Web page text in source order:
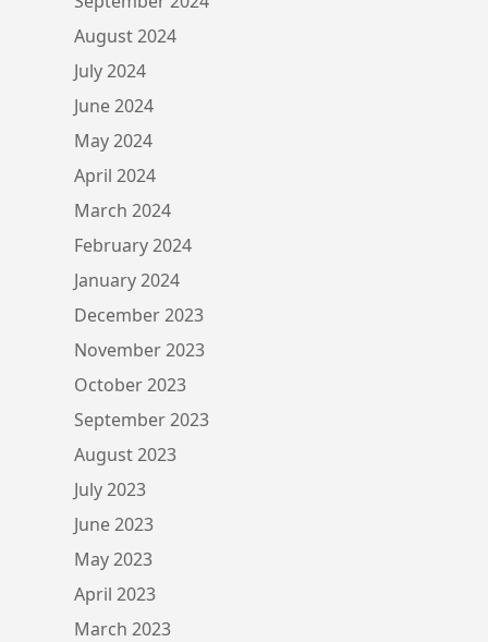
August 2024
July 2024
June 2024
May 2024
April 2024
March 2024
February 2024
January 2024
December 2023
November 2023
October 2023
September 2023
August 2023
July 2023
June 2023
May 2023
April 2023
March 2023